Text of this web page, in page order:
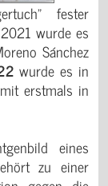
fester
wurde es
Sánchez
wurde es in
erstmals in
eines
zu einer